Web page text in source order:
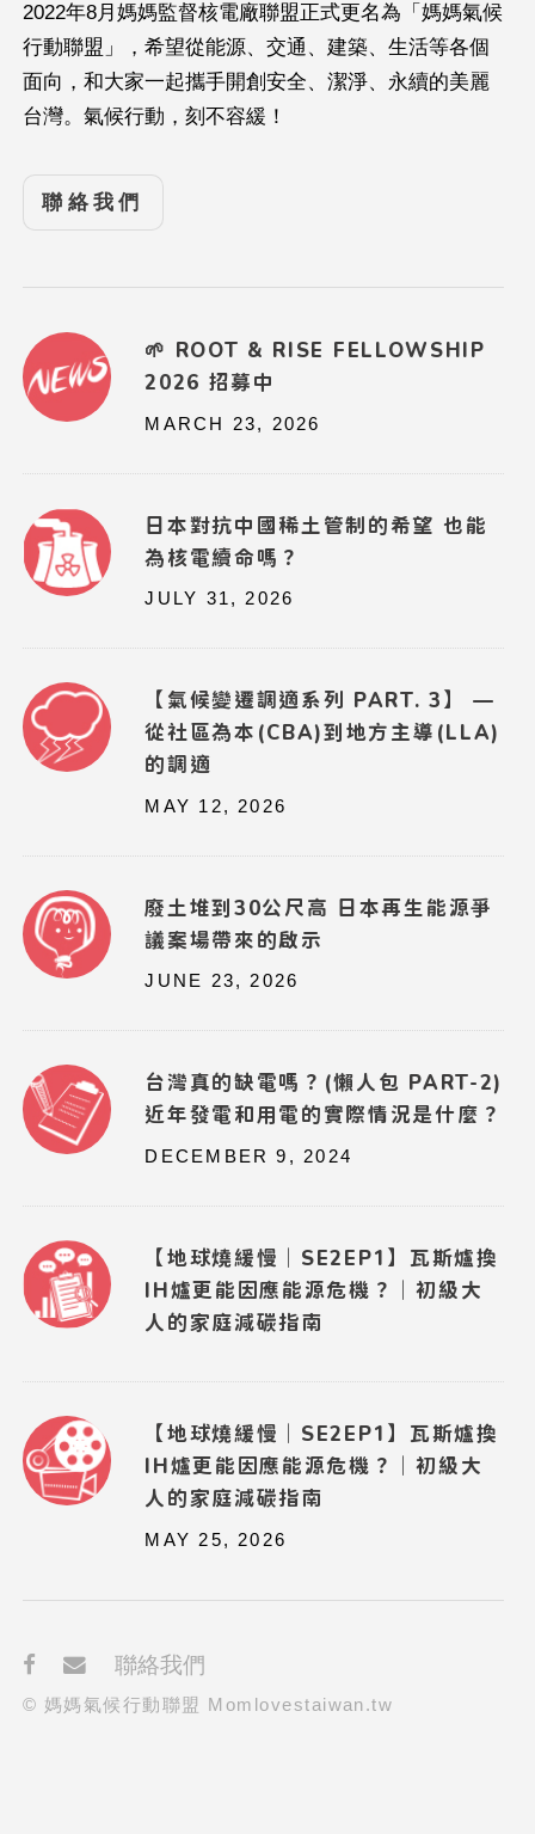
2022年8月媽媽監督核電廠聯盟正式更名為「媽媽氣候
行動聯盟」，希望從能源、交通、建築、生活等各個
面向，和大家一起攜手開創安全、潔淨、永續的美麗
台灣。氣候行動，刻不容緩！
聯絡我們
🌱 ROOT & RISE FELLOWSHIP
2026 招募中
MARCH 23, 2026
日本對抗中國稀土管制的希望 也能
為核電續命嗎？
JULY 31, 2026
【氣候變遷調適系列 PART. 3】 —
從社區為本(CBA)到地方主導(LLA)
的調適
MAY 12, 2026
廢土堆到30公尺高 日本再生能源爭
議案場帶來的啟示
JUNE 23, 2026
台灣真的缺電嗎？(懶人包 PART-2)
近年發電和用電的實際情況是什麼？
DECEMBER 9, 2024
【地球燒緩慢｜SE2EP1】瓦斯爐換
IH爐更能因應能源危機？｜初級大
人的家庭減碳指南
【地球燒緩慢｜SE2EP1】瓦斯爐換
IH爐更能因應能源危機？｜初級大
人的家庭減碳指南
MAY 25, 2026
聯絡我們
© 媽媽氣候行動聯盟 Momlovestaiwan.tw